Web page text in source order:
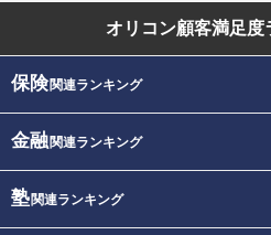
オリコン顧客満足度
保険関連ランキング
金融関連ランキング
塾関連ランキング